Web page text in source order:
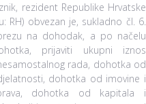
rezident Republike Hrvatske
RH) obvezan je, sukladno čl. 6.
na dohodak, a po načelu
prijaviti ukupni iznos
rada, dohotka od
dohotka od imovine i
dohotka od kapitala i